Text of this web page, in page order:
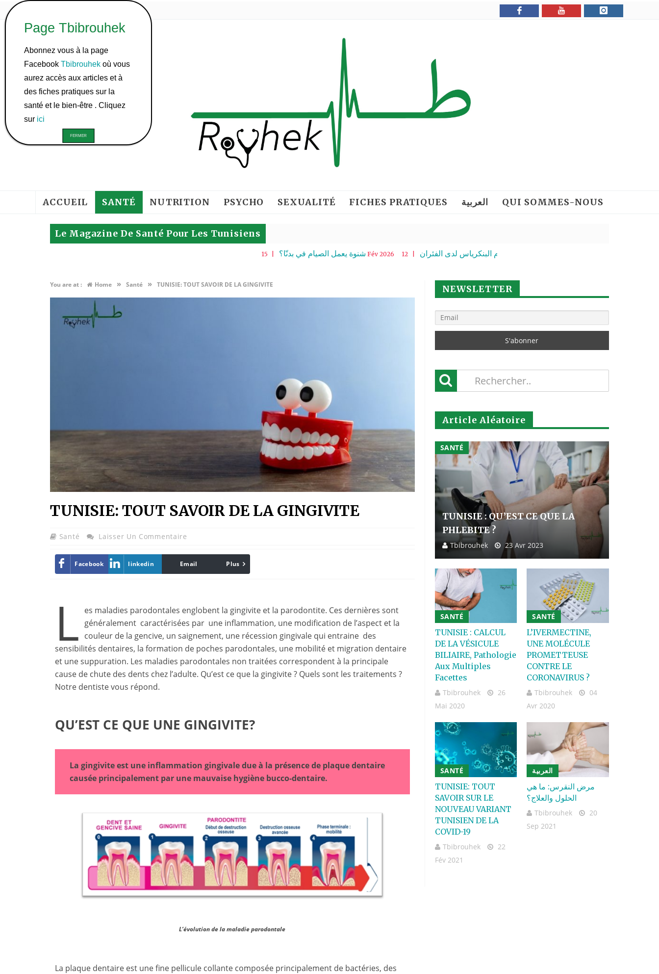
ACCUEIL SANTÉ NUTRITION PSYCHO SEXUALITÉ FICHES PRATIQUES العربية QUI SOMMES-NOUS
Le Magazine De Santé Pour Les Tunisiens
شنوة يعمل الصيام في بدنّا؟ | 15 Fév 2026 القضاء على أورام البنكرياس لدى الفئران
You are at : Home » Santé » TUNISIE: TOUT SAVOIR DE LA GINGIVITE
TUNISIE: TOUT SAVOIR DE LA GINGIVITE
Santé Laisser Un Commentaire
Facebook linkedin Email Print
Plus
L es maladies parodontales englobent la gingivite et la parodontite. Ces dernières sont
généralement caractérisées par une inflammation, une modification de l’aspect et la
couleur de la gencive, un saignement, une récession gingivale qui entraine des
sensibilités dentaires, la formation de poches parodontales, une mobilité et migration dentaire
et une suppuration. Les maladies parodontales non traitées correspondent à la principale
cause de chute des dents chez l’adulte. Qu’est ce que la gingivite ? Quels sont les traitements ?
Notre dentiste vous répond.
QU’EST CE QUE UNE GINGIVITE?
La gingivite est une inflammation gingivale due à la présence de plaque dentaire
causée principalement par une mauvaise hygiène bucco-dentaire.
L’évolution de la maladie parodontale
La plaque dentaire est une fine pellicule collante composée principalement de bactéries, des
NEWSLETTER
Article Aléatoire
SANTÉ
TUNISIE : QU’EST CE QUE LA
PHLEBITE ?
Tbibrouhek 23 Avr 2023
SANTÉ
TUNISIE : CALCUL
DE LA VÉSICULE
BILIAIRE, Pathologie
Aux Multiples
Facettes
Tbibrouhek
26
Mai 2020
SANTÉ
L’IVERMECTINE,
UNE MOLÉCULE
PROMETTEUSE
CONTRE LE
CORONAVIRUS ?
Tbibrouhek
04
Avr 2020
SANTÉ
TUNISIE: TOUT
SAVOIR SUR LE
NOUVEAU VARIANT
TUNISIEN DE LA
COVID-19
Tbibrouhek
22
Fév 2021
العربية
مرض النقرس: ما هي
الحلول والعلاج؟
Tbibrouhek
20
Sep 2021
Abonnez vous à la page
Facebook Tbibrouhek où vous
aurez accès aux articles et à
des fiches pratiques sur la
santé et le bien-être . Cliquez
sur ici